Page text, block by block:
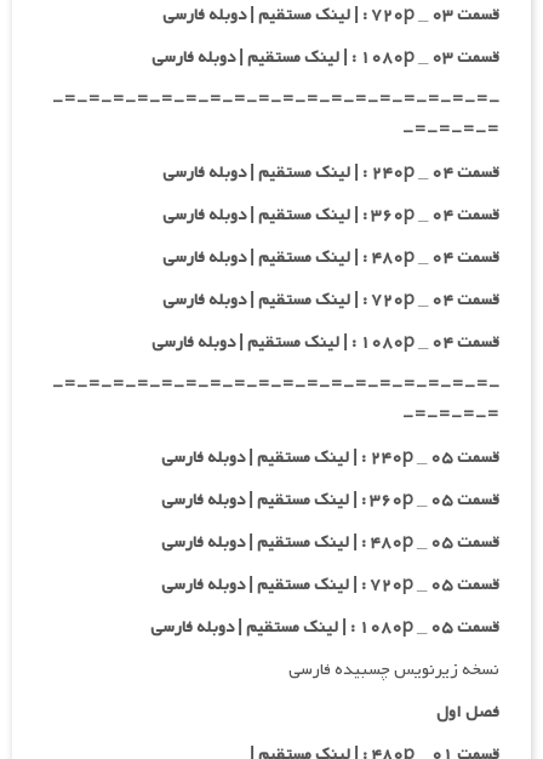
قسمت ۰۳ _ ۷۲۰p : | لینک مستقیم | دوبله فارسی
قسمت ۰۳ _ ۱۰۸۰p : | لینک مستقیم | دوبله فارسی
-=-=-=-=-=-=-=-=-=-=-=-=-=-=-=-=-=-=-
=-=-=-=-
قسمت ۰۴ _ ۲۴۰p : | لینک مستقیم | دوبله فارسی
قسمت ۰۴ _ ۳۶۰p : | لینک مستقیم | دوبله فارسی
قسمت ۰۴ _ ۴۸۰p : | لینک مستقیم | دوبله فارسی
قسمت ۰۴ _ ۷۲۰p : | لینک مستقیم | دوبله فارسی
قسمت ۰۴ _ ۱۰۸۰p : | لینک مستقیم | دوبله فارسی
-=-=-=-=-=-=-=-=-=-=-=-=-=-=-=-=-=-=-
=-=-=-=-
قسمت ۰۵ _ ۲۴۰p : | لینک مستقیم | دوبله فارسی
قسمت ۰۵ _ ۳۶۰p : | لینک مستقیم | دوبله فارسی
قسمت ۰۵ _ ۴۸۰p : | لینک مستقیم | دوبله فارسی
قسمت ۰۵ _ ۷۲۰p : | لینک مستقیم | دوبله فارسی
قسمت ۰۵ _ ۱۰۸۰p : | لینک مستقیم | دوبله فارسی
نسخه زیرنویس چسبیده فارسی
فصل اول